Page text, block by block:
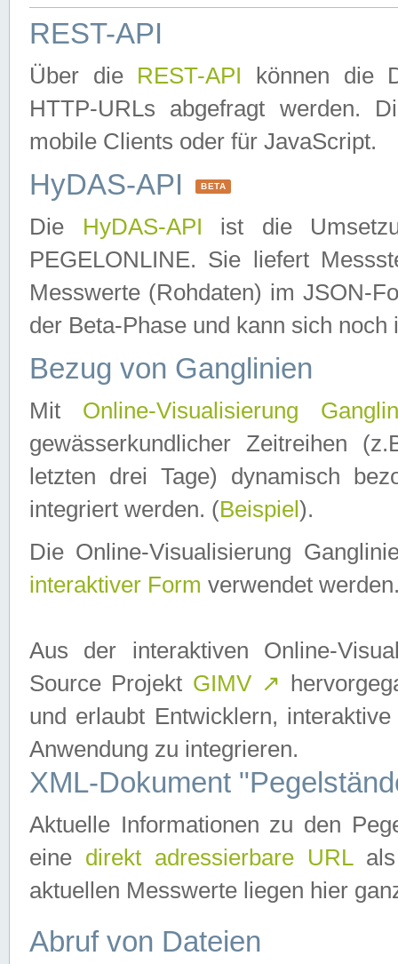
REST-API
Über die REST-API können die
HTTP-URLs abgefragt werden.
mobile Clients oder für JavaScript.
HyDAS-API BETA
Die HyDAS-API ist die
PEGELONLINE. Sie liefert
Messwerte (Rohdaten) im JSON-
der Beta-Phase und kann sich noch
Bezug von Ganglinien
Mit Online-Visualisierung
gewässerkundlicher Zeitreihen
letzten drei Tage) dynamisch
integriert werden. (Beispiel ).
Die Online-Visualisierung
interaktiver Form verwendet
Aus der interaktiven Online-
Source Projekt GIMV ↗
und erlaubt Entwicklern,
Anwendung zu integrieren.
XML-Dokument
Aktuelle Informationen zu den
eine direkt adressierbare URLals
aktuellen Messwerte liegen hier
Abruf von Dateien